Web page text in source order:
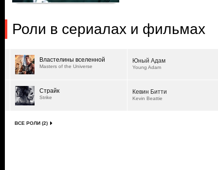
Роли в сериалах и фильмах
Властелины вселенной
Masters of the Universe
Юный Адам
Young Adam
Страйк
Strike
Кевин Битти
Kevin Beattie
ВСЕ РОЛИ (2)